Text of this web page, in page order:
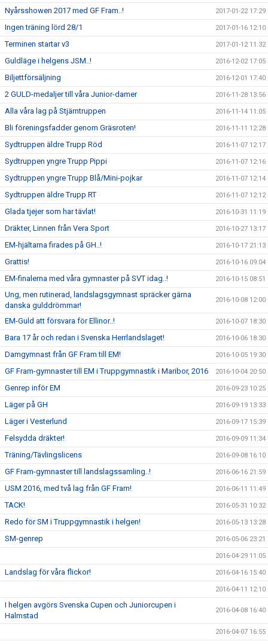
Nyårsshowen 2017 med GF Fram..! 2017-01-22 17:29
Ingen träning lörd 28/1 2017-01-16 12:10
Terminen startar v3 2017-01-12 11:32
Guldläge i helgens JSM..! 2016-12-02 17:05
Biljettförsäljning 2016-12-01 17:40
2 GULD-medaljer till våra Junior-damer 2016-11-28 13:56
Alla våra lag på Stjärntruppen 2016-11-14 11:05
Bli föreningsfadder genom Gräsroten! 2016-11-11 12:28
Sydtruppen äldre Trupp Röd 2016-11-07 12:17
Sydtruppen yngre Trupp Pippi 2016-11-07 12:16
Sydtruppen yngre Trupp Blå/Mini-pojkar 2016-11-07 12:14
Sydtruppen äldre Trupp RT 2016-11-07 12:12
Glada tjejer som har tävlat! 2016-10-31 11:19
Dräkter, Linnen från Vera Sport 2016-10-27 13:17
EM-hjältarna firades på GH..! 2016-10-17 21:13
Grattis! 2016-10-16 09:04
EM-finalerna med våra gymnaster på SVT idag..! 2016-10-15 08:51
Ung, men rutinerad, landslagsgymnast spräcker gärna
danska gulddrömmar!
2016-10-08 12:00
EM-Guld att försvara för Ellinor..! 2016-10-07 18:30
Bara 17 år och redan i Svenska Herrlandslaget! 2016-10-06 18:30
Damgymnast från GF Fram till EM! 2016-10-05 19:30
GF Fram-gymnaster till EM i Truppgymnastik i Maribor, 2016 2016-10-04 20:50
Genrep inför EM 2016-09-23 10:25
Läger på GH 2016-09-19 13:33
Läger i Vesterlund 2016-09-17 15:39
Felsydda dräkter! 2016-09-09 11:34
Träning/Tävlingslicens 2016-09-08 16:10
GF Fram-gymnaster till landslagssamling..! 2016-06-16 21:59
USM 2016, med två lag från GF Fram! 2016-06-11 11:49
TACK! 2016-05-31 10:32
Redo för SM i Truppgymnastik i helgen! 2016-05-13 13:28
SM-genrep 2016-05-06 23:21
2016-04-29 11:05
Landslag för våra flickor! 2016-04-16 15:40
2016-04-11 12:10
I helgen avgörs Svenska Cupen och Juniorcupen i
Halmstad
2016-04-08 16:40
2016-04-07 16:55